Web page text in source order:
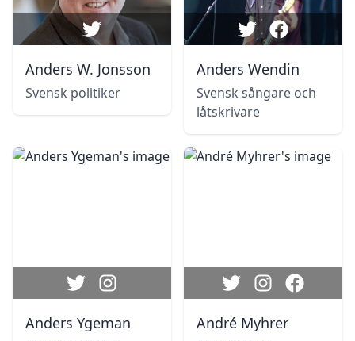
Anders W. Jonsson
Svensk politiker
Anders Wendin
Svensk sångare och
låtskrivare
Anders Ygeman André Myhrer